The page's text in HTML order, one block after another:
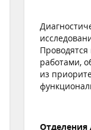
работами,
из
Отделения